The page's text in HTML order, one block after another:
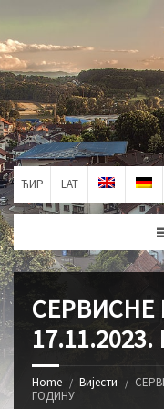
ЋИР LAT
Home Вијести
ГОДИНУ